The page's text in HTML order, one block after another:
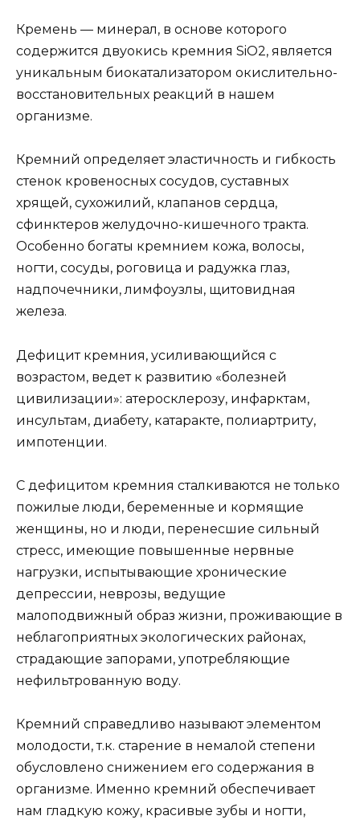
Кремень — минерал, в основе которого
содержится двуокись кремния SiO2, является
уникальным биокатализатором окислительно-
восстановительных реакций в нашем
организме.
Кремний определяет эластичность и гибкость
стенок кровеносных сосудов, суставных
хрящей, сухожилий, клапанов сердца,
сфинктеров желудочно-кишечного тракта.
Особенно богаты кремнием кожа, волосы,
ногти, сосуды, роговица и радужка глаз,
надпочечники, лимфоузлы, щитовидная
железа.
Дефицит кремния, усиливающийся с
возрастом, ведет к развитию «болезней
цивилизации»: атеросклерозу, инфарктам,
инсультам, диабету, катаракте, полиартриту,
импотенции.
С дефицитом кремния сталкиваются не только
пожилые люди, беременные и кормящие
женщины, но и люди, перенесшие сильный
стресс, имеющие повышенные нервные
нагрузки, испытывающие хронические
депрессии, неврозы, ведущие
малоподвижный образ жизни, проживающие в
неблагоприятных экологических районах,
страдающие запорами, употребляющие
нефильтрованную воду.
Кремний справедливо называют элементом
молодости, т.к. старение в немалой степени
обусловлено снижением его содержания в
организме. Именно кремний обеспечивает
нам гладкую кожу, красивые зубы и ногти,